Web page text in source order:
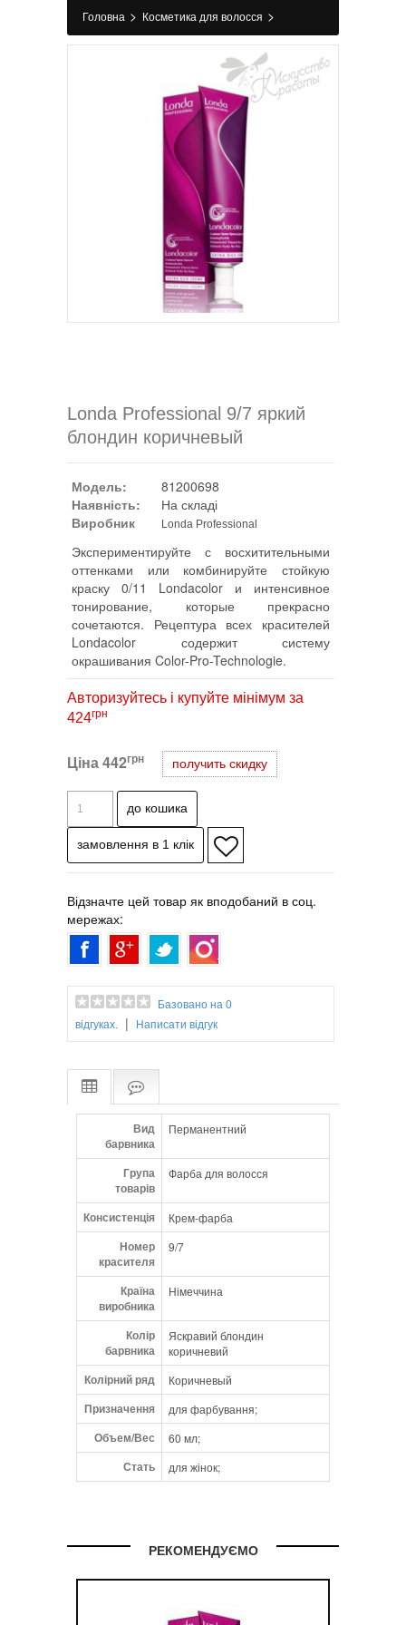
Головна > Косметика для волосся >
Фарбування>Фарба для волосся>Londa
Professional 9/7 яркий блондин коричневый
Londa Professional 9/7 яркий
блондин коричневый
Модель:
81200698
Наявність:
На складі
Виробник
Londa Professional
Экспериментируйте с восхитительными
оттенками или комбинируйте стойкую
краску 0/11 Londacolor и интенсивное
тонирование, которые прекрасно
сочетаются. Рецептура всех красителей
Londacolor содержит систему
окрашивания Color-Pro-Technologie.
Авторизуйтесь і купуйте мінімум за
424грн
Ціна442грн получить скидку
Відзначте цей товар як вподобаний в соц.
мережах:
Базовано на 0
відгуках.
| Написати відгук
Вид
барвника
Перманентний
Група
товарів
Фарба для волосся
Консистенція Крем-фарба
Номер
красителя
9/7
Країна
виробника
Німеччина
Колір
барвника
Яскравий блондин
коричневий
Колірний ряд Коричневый
Призначення для фарбування;
Объем/Вес 60 мл;
Стать для жінок;
РЕКОМЕНДУЄМО